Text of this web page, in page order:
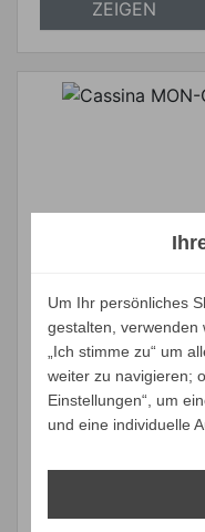
ZEIGEN
Cassina MON-
Verkaufspreis
ab 4.802,00 €
Preis
4.561,90 €
Ihr Spar-Preis
Preise inkl. ges.
ALLE
Um Ihr persönliches
gestalten, verwenden
„Ich stimme zu“ um
weiter zu navigieren;
Einstellungen“, um
und eine individuelle